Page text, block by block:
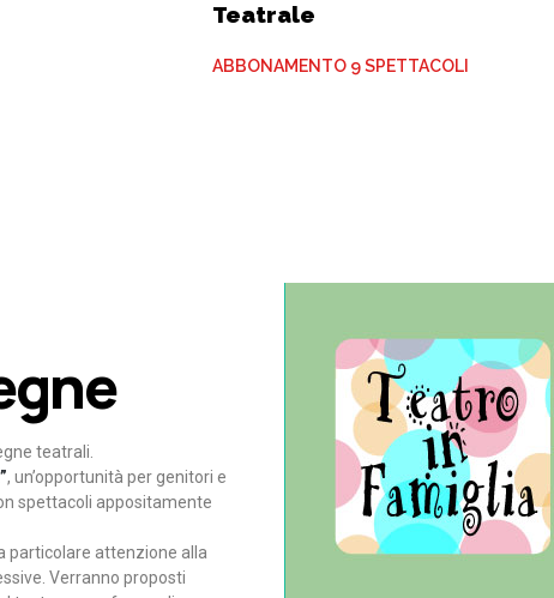
Teatrale
ABBONAMENTO 9 SPETTACOLI
teatrali.
, un’opportunità per genitori e
spettacoli appositamente
particolare attenzione alla
Verranno proposti
Teatro in famiglia
Teatro In Famiglia è una
rassegna di teatro concepita
per far condividere e godere
del teatro all’intera famiglia.
Continua